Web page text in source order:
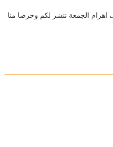
اهرام الجمعة ننشر لكم وحرصا منا